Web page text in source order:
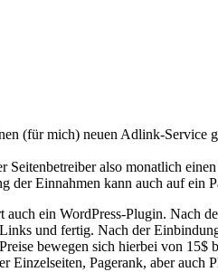
(für mich) neuen Adlink-Service
Seitenbetreiber also monatlich
der Einnahmen kann auch auf ein
ein WordPress-Plugin. Nach
und fertig. Nach der
bewegen sich hierbei von
Pagerank, aber auch